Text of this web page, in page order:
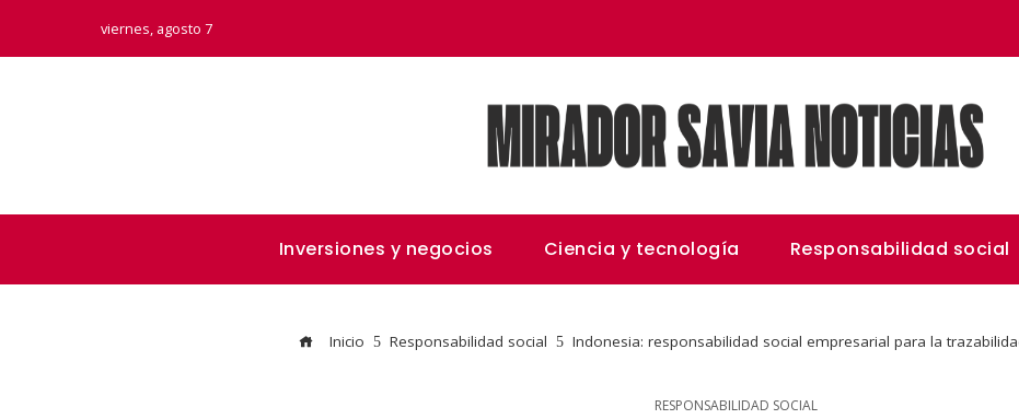
viernes, agosto 7
Inversiones y negocios Ciencia y tecnología Responsabilidad social
Inicio Responsabilidad social Indonesia: responsabilidad social empresarial para la
RESPONSABILIDAD SOCIAL